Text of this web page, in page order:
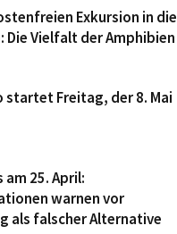
Exkursion in die
Die Vielfalt der Amphibien
startet Freitag, der 8. Mai
am 25. April:
warnen vor
als falscher Alternative